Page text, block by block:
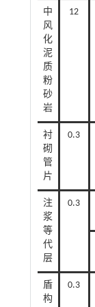
中
风
化
泥
质
粉
砂
岩
12
衬
砌
管
片
0.3
注
浆
等
代
层
0.3
盾
构
0.3